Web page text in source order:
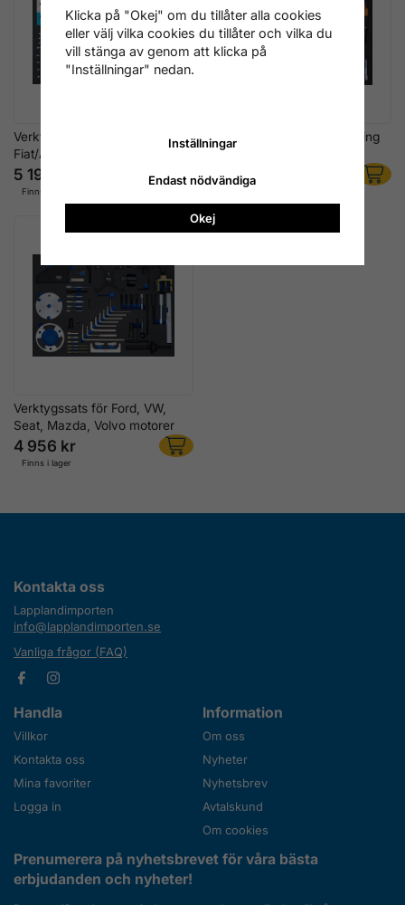
Verktygssats Motorinställning
Fiat/Alfa/Lancia/Opel
5 196 kr
Finns i lager
Verktygssats Motorinställning
Opel/Ford/Fiat
5 196 kr
Verktygssats för Ford, VW,
Seat, Mazda, Volvo motorer
4 956 kr
Finns i lager
Kontakta oss
Lapplandimporten
info@lapplandimporten.se
Vanliga frågor (FAQ)
Handla
Villkor
Kontakta oss
Mina favoriter
Logga in
Information
Om oss
Nyheter
Nyhetsbrev
Avtalskund
Om cookies
Prenumerera på nyhetsbrevet för våra bästa
erbjudanden och nyheter!
Klicka på "Okej" om du tillåter alla cookies
eller välj vilka cookies du tillåter och vilka du
vill stänga av genom att klicka på
"Inställningar" nedan.
Inställningar
Endast nödvändiga
Okej